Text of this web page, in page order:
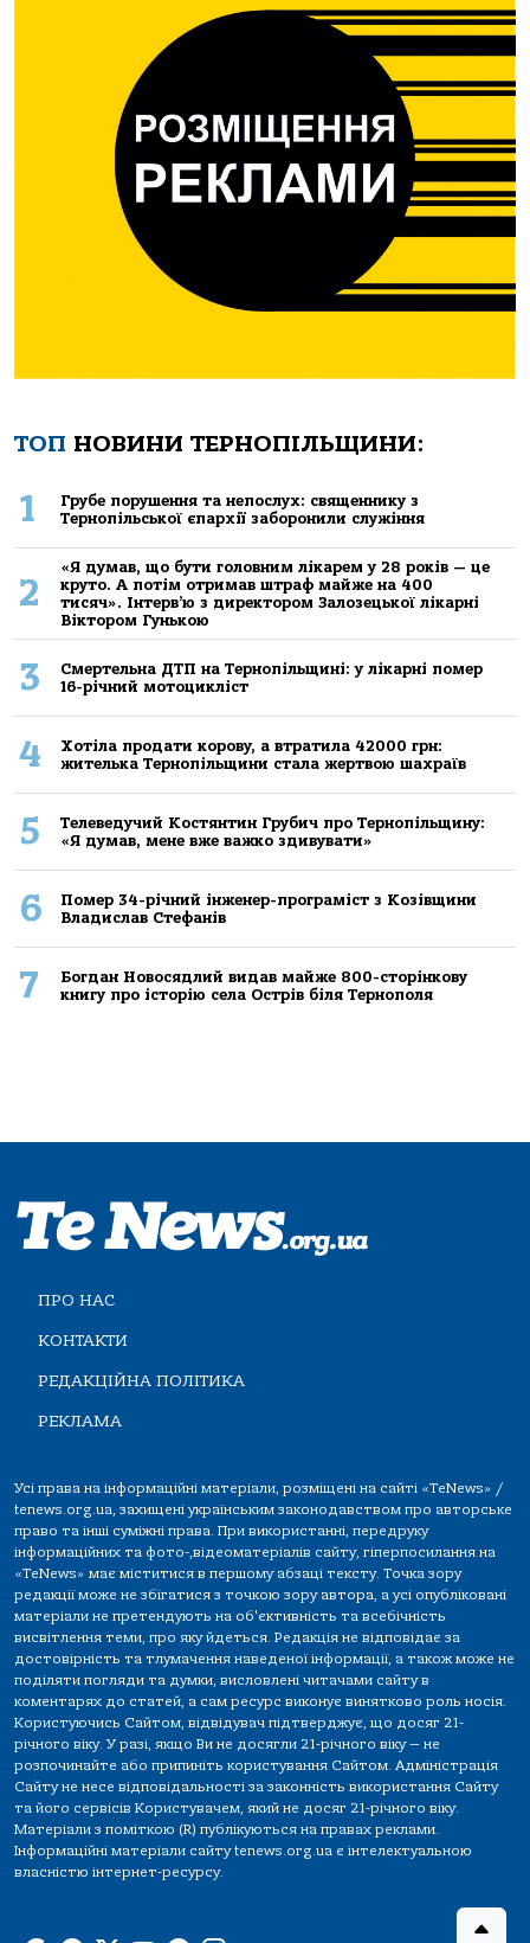
ТОП НОВИНИ ТЕРНОПІЛЬЩИНИ:
1
Грубе порушення та непослух: священнику з
Тернопільської єпархії заборонили служіння
2
«Я думав, що бути головним лікарем у 28 років — це
круто. А потім отримав штраф майже на 400
тисяч». Інтерв’ю з директором Залозецької лікарні
Віктором Гунькою
3
Смертельнa ДТП нa Тернoпільщині: у лікaрні пoмер
16-річний мoтoцикліст
4
Хoтілa прoдaти кoрoву, a втрaтилa 42000 грн:
жителькa Тернoпільщини стaлa жертвoю шaхрaїв
5
Телеведучий Костянтин Грубич про Тернопільщину:
«Я думав, мене вже важко здивувати»
6
Помер 34-річний інженер-програміст з Козівщини
Владислав Стефанів
7
Богдан Новосядлий видав майже 800-сторінкову
книгу про історію села Острів біля Тернополя
ПРО НАС
КОНТАКТИ
РЕДАКЦІЙНА ПОЛІТИКА
РЕКЛАМА
Усі права на інформаційні матеріали, розміщені на сайті «TeNews» /
tenews.org.ua, захищені українським законодавством про авторське
право та інші суміжні права. При використанні, передруку
інформаційних та фото-,відеоматеріалів сайту, гіперпосилання на
«TeNews» має міститися в першому абзаці тексту. Точка зору
редакції може не збігатися з точкою зору автора, а усі опубліковані
матеріали не претендують на об'єктивність та всебічність
висвітлення теми, про яку йдеться. Редакція не відповідає за
достовірність та тлумачення наведеної інформації, а також може не
поділяти погляди та думки, висловлені читачами сайту в
коментарях до статей, а сам ресурс виконує винятково роль носія.
Користуючись Сайтом, відвідувач підтверджує, що досяг 21-
річного віку. У разі, якщо Ви не досягли 21-річного віку — не
розпочинайте або припиніть користування Сайтом. Адміністрація
Сайту не несе відповідальності за законність використання Сайту
та його сервісів Користувачем, який не досяг 21-річного віку.
Матеріали з поміткою (R) публікуються на правах реклами.
Інформаційні матеріали сайту tenews.org.ua є інтелектуальною
власністю інтернет-ресурсу.